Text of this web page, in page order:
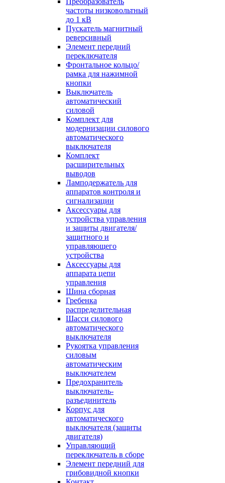
частоты низковольтный
до 1 кВ
Пускатель магнитный
реверсивный
Элемент передний
переключателя
Фронтальное кольцо/
рамка для нажимной
кнопки
Выключатель
автоматический
силовой
Комплект для
модернизации силового
автоматического
выключателя
Комплект
расширительных
выводов
Ламподержатель для
аппаратов контроля и
сигнализации
Аксессуары для
устройства управления
и защиты двигателя/
защитного и
управляющего
устройства
Аксессуары для
аппарата цепи
управления
Шина сборная
Гребенка
распределительная
Шасси силового
автоматического
выключателя
Рукоятка управления
силовым
автоматическим
выключателем
Предохранитель
выключатель-
разъединитель
Корпус для
автоматического
выключателя (защиты
двигателя)
Управляющий
переключатель в сборе
Элемент передний для
грибовидной кнопки